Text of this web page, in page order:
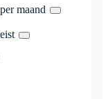
maand